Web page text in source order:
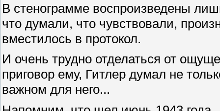
В стенограмме воспроизведены
что думали, что чувствовали,
вместилось в протокол.
И очень трудно отделаться от
приговор ему, Гитлер думал не
важном для него...